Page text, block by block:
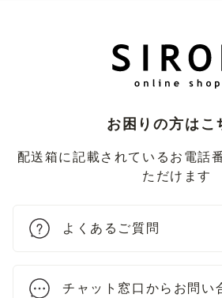
お困りの方はこ
配送箱に記載されているお電話
ただけます
よくあるご質問
チャット窓口からお問い